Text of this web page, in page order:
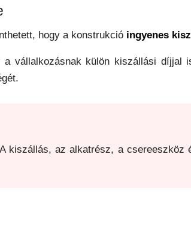
hogy a konstrukció ingyenes
a vállalkozásnak külön kiszállási
kiszállás, az alkatrész, a csereeszköz